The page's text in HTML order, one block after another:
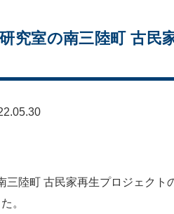
究室の南三陸町 古
三陸町 古民家再生プロジェク
。